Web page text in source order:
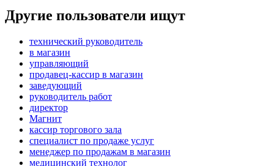
Другие пользователи ищут
технический руководитель
в магазин
управляющий
продавец-кассир в магазин
заведующий
руководитель работ
директор
Магнит
кассир торгового зала
специалист по продаже услуг
менеджер по продажам в магазин
медицинский технолог